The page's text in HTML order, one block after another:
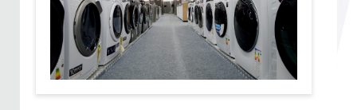
Арбитражен съд
Проекти